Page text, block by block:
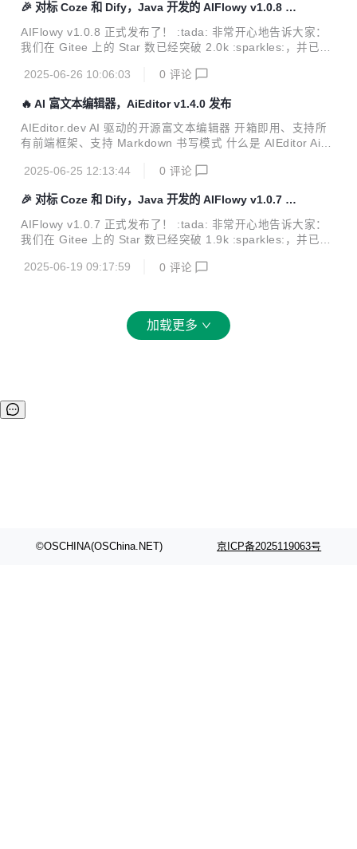
欢迎为我们点个 Star 支持一下:star2:： :link: Gitee 地址：ht
tps://gitee.com/aiflowy/aiflowy 你的每一个 Star 都是对我们
最大的鼓励，也是让更多人看到 AIFlowy 的关...
🎉 对标 Coze 和 Dify，Java 开发的 AIFlowy v1.0.8 发
布
AIFlowy v1.0.8 正式发布了！ :tada: 非常开心地告诉大家：
我们在 Gitee 上的 Star 数已经突破 2.0k :sparkles:，并已经
这些成绩离不开每一位小伙伴的关注、使用与反馈:pray:。你
欢迎为我们点个 Star 支持一下:star2:： :link: Gitee 地址：ht
tps://gitee.com/aiflowy/aiflowy 你的每一个 Star 都是对我们
最大的鼓励，也是让更多人看到 AIFlowy 的关...
2025-06-26 10:06:03 0 评论
🔥 AI 富文本编辑器，AiEditor v1.4.0 发布
AIEditor.dev AI 驱动的开源富文本编辑器 开箱即用、支持所
有前端框架、支持 Markdown 书写模式 什么是 AIEditor AiEd
ponent，因此支持 Layui、Vue、React、Angular 等几乎任
和 暗色 两个主题。除此之外，她还提供了灵活的配置，开发
者可以方便的使用其开发任何文字编辑的应用。 # 全新官网上
线 AiEditor 全新官网上线，请访问官网： https://aieditor.dev
2025-06-25 12:13:44 0 评论
🎉 对标 Coze 和 Dify，Java 开发的 AIFlowy v1.0.7 发
布
AIFlowy v1.0.7 正式发布了！ :tada: 非常开心地告诉大家：
我们在 Gitee 上的 Star 数已经突破 1.9k :sparkles:，并已经
这些成绩离不开每一位小伙伴的关注、使用与反馈:pray:。你
tps://gitee.com/aiflowy/aiflowy 你的每一个 Star 都是对我们
最大的鼓励，也是让更多人看到 AIFlowy 的关...
2025-06-19 09:17:59 0 评论
加载更多
©OSCHINA(OSChina.NET) 京ICP备2025119063号